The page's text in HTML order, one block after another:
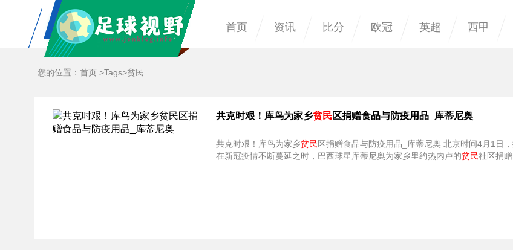
首页 资讯 比分 欧冠 英超 西甲
您的位置： 首页 >Tags>贫民
共克时艰！库鸟为家乡贫民区捐赠食品与防疫用品_库蒂尼奥
共克时艰！库鸟为家乡贫民区捐赠食品与防疫用品_库蒂尼奥 北京时间4月1日，据新华社报道，
在新冠疫情不断蔓延之时，巴西球星库蒂尼奥为家乡里约热内卢的贫民社区捐赠